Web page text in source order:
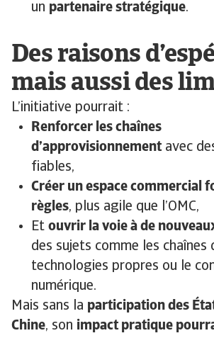
un partenaire stratégique.
Des raisons
mais aussi des
L’initiative pourrait :
Renforcer les chaînes
d’approvisionnement avec
fiables,
Créer un espace commercial
règles, plus agile que l’OMC,
Et ouvrir la voie à de
des sujets comme les chaînes
technologies propres ou le
numérique.
Mais sans la participation des
Chine, son impact pratique